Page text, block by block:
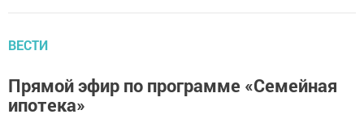
ВЕСТИ
Прямой эфир по программе «Семейная
ипотека»